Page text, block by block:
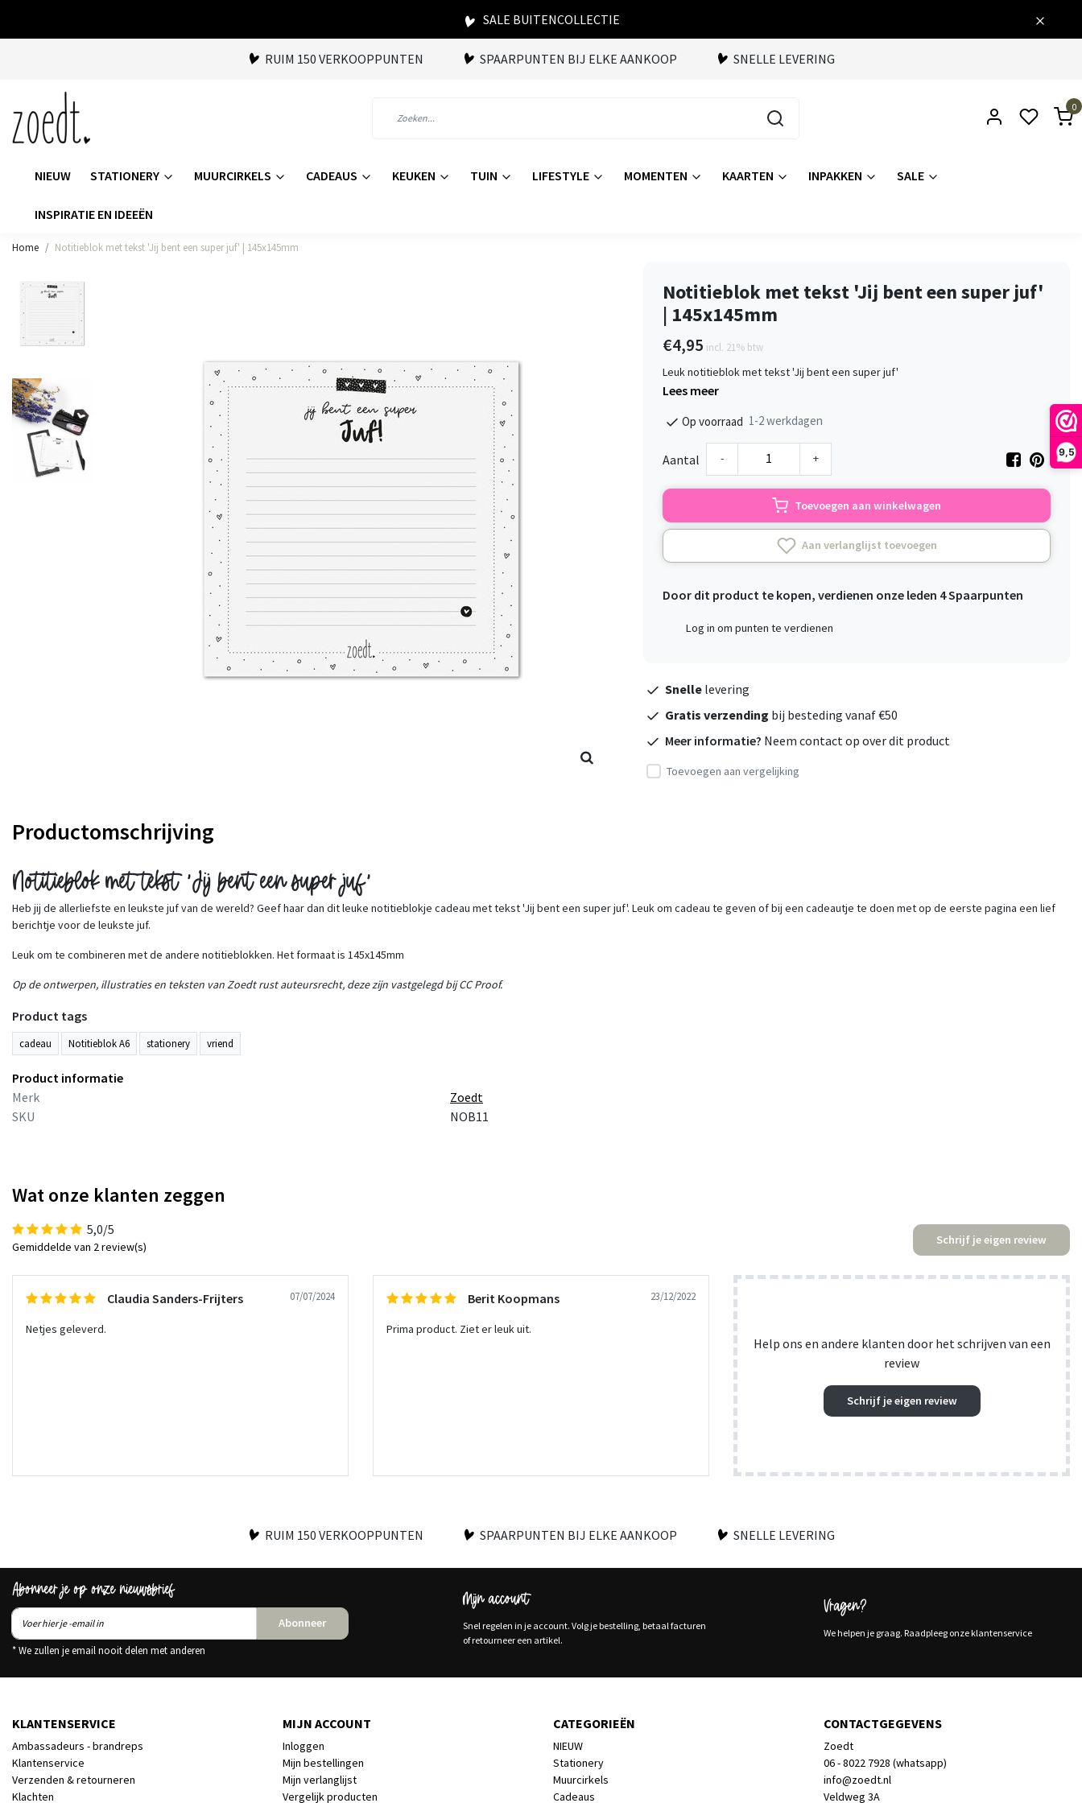
9,5
SALE BUITENCOLLECTIE
RUIM 150 VERKOOPPUNTEN SPAARPUNTEN BIJ ELKE AANKOOP SNELLE LEVERING
0
NIEUW STATIONERY MUURCIRKELS CADEAUS KEUKEN TUIN LIFESTYLE MOMENTEN KAARTEN INPAKKEN SALE
INSPIRATIE EN IDEEËN
Home Notitieblok met tekst 'Jij bent een super juf' | 145x145mm
Notitieblok met tekst 'Jij bent een super juf'
| 145x145mm
€4,95 incl. 21% btw
Leuk notitieblok met tekst 'Jij bent een super juf'
Lees meer
Op voorraad 1-2 werkdagen
Aantal - +
Toevoegen aan winkelwagen
Aan verlanglijst toevoegen
Door dit product te kopen, verdienen onze leden 4Spaarpunten
Log in om punten te verdienen
Snelle levering
Gratis verzending bij besteding vanaf €50
Meer informatie? Neem contact op over dit product
Toevoegen aan vergelijking
Productomschrijving
Notitieblok met tekst 'Jij bent een super juf'
Heb jij de allerliefste en leukste juf van de wereld? Geef haar dan dit leuke notitieblokje cadeau met tekst 'Jij bent een super juf'. Leuk om cadeau te geven of bij een cadeautje te doen met op de eerste pagina een lief
berichtje voor de leukste juf.
Leuk om te combineren met de andere notitieblokken. Het formaat is 145x145mm
Op de ontwerpen, illustraties en teksten van Zoedt rust auteursrecht, deze zijn vastgelegd bij CC Proof.
Product tags
cadeau Notitieblok A6 stationery vriend
Product informatie
Merk
Zoedt
SKU
NOB11
Wat onze klanten zeggen
5,0/5
Gemiddelde van 2 review(s) Schrijf je eigen review
Claudia Sanders-Frijters 07/07/2024
Netjes geleverd.
Berit Koopmans 23/12/2022
Prima product. Ziet er leuk uit.
Help ons en andere klanten door het schrijven van een
review
Schrijf je eigen review
RUIM 150 VERKOOPPUNTEN SPAARPUNTEN BIJ ELKE AANKOOP SNELLE LEVERING
Abonneer je op onze nieuwsbrief
Abonneer
* We zullen je email nooit delen met anderen
Mijn account
Snel regelen in je account. Volg je bestelling, betaal facturen
of retourneer een artikel.
Vragen?
We helpen je graag. Raadpleeg onze klantenservice
KLANTENSERVICE
Ambassadeurs - brandreps
Klantenservice
Verzenden & retourneren
Klachten
MIJN ACCOUNT
Inloggen
Mijn bestellingen
Mijn verlanglijst
Vergelijk producten
CATEGORIEËN
NIEUW
Stationery
Muurcirkels
Cadeaus
CONTACTGEGEVENS
Zoedt
06 - 8022 7928 (whatsapp)
info@zoedt.nl
Veldweg 3A